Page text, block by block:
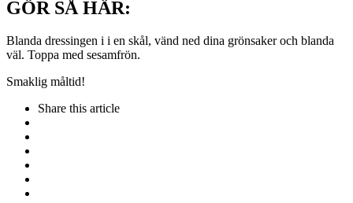
GÖR SÅ HÄR:
Blanda dressingen i i en skål, vänd ned dina grönsaker och blanda
väl. Toppa med sesamfrön.
Smaklig måltid!
Share this article